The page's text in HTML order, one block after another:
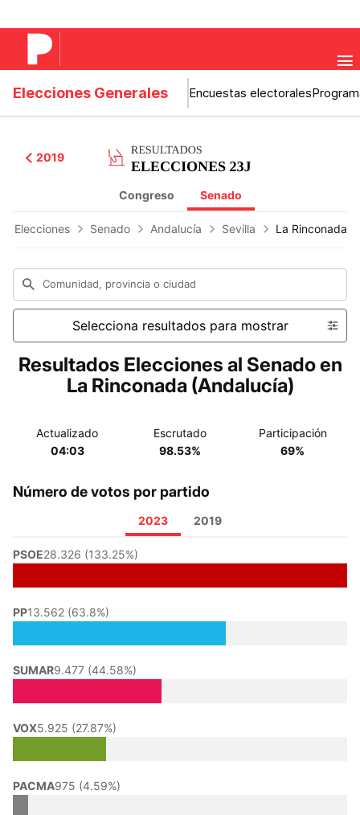
Elecciones Generales Encuestas electorales
2019
Congreso Senado
Elecciones Senado Andalucía Sevilla La Rinconada
Comunidad, provincia o ciudad
Selecciona resultados para mostrar
Resultados Elecciones al Senado en
La Rinconada (Andalucía)
Actualizado
04:03
Escrutado
98.53%
Participación
69%
Número de votos por partido
2023 2019
PSOE28.326 (133.25%)
PP13.562 (63.8%)
SUMAR9.477 (44.58%)
VOX5.925 (27.87%)
PACMA975 (4.59%)